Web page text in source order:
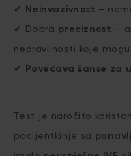
✔ Neinvazivnost –
✔ Dobra preciznost –
nepravilnosti koje
✔ Povećava šanse za
Test je naročito
pacijentkinje sa